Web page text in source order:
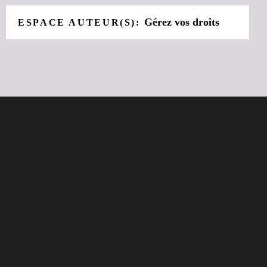
ESPACE AUTEUR(S): Gérez vos droits